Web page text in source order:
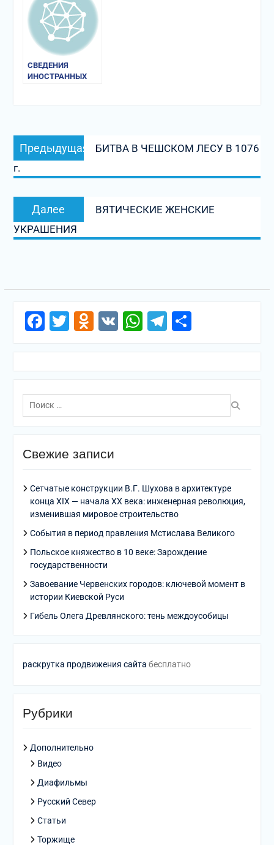
СВЕДЕНИЯ
ИНОСТРАННЫХ
Навигация
по
записям
Предыдущая
запись:
БИТВА В ЧЕШСКОМ ЛЕСУ В 1076
г.
Далее
запись:
ВЯТИЧЕСКИЕ ЖЕНСКИЕ
УКРАШЕНИЯ
Facebook
Twitter
Odnoklassniki
VKWhatsApp
Telegram
Поиск
по:
Свежие записи
Сетчатые конструкции В.Г. Шухова в архитектуре
конца XIX — начала XX века: инженерная революция,
изменившая мировое строительство
События в период правления Мстислава Великого
Польское княжество в 10 веке: Зарождение
государственности
Завоевание Червенских городов: ключевой момент в
истории Киевской Руси
Гибель Олега Древлянского: тень междоусобицы
раскрутка продвижения сайта бесплатно
Рубрики
Дополнительно
Видео
Диафильмы
Русский Север
Статьи
Торжище